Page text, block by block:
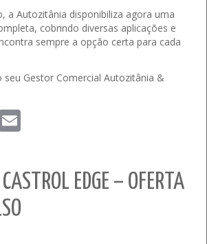
a Autozitânia disponibiliza agora uma
cobrindo diversas aplicações e
sempre a opção certa para cada
seu Gestor Comercial Autozitânia &
EDGE – OFERTA